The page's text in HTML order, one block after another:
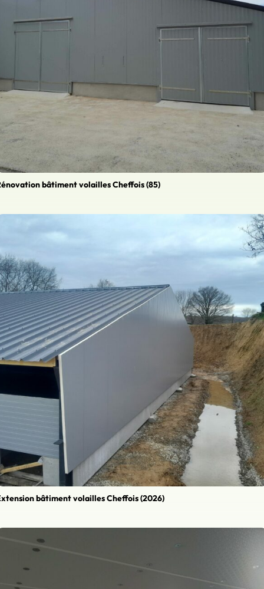
bâtiment volailles Cheffois (85)
bâtiment volailles Cheffois (2026)